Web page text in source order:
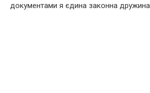
документами я єдина законна дружина.